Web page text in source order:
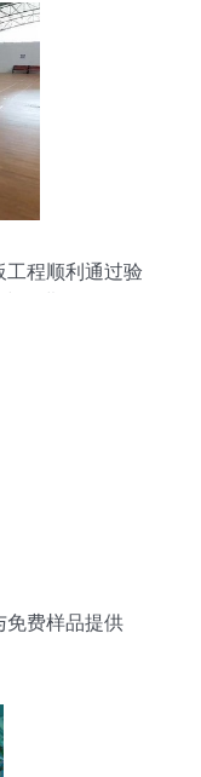
工程顺利通过验
免费样品提供